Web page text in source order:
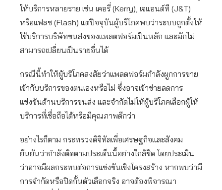
ให้บริการหลายราย เช่น เคอรี่ (Kerry), เจแอนด์ที (J&T)
หรือแฟลช (Flash) แต่ปัจจุบันผู้บริโภคพบว่าระบบถูกตั้งให้
ใช้บริการบริษัทขนส่งของแพลตฟอร์มเป็นหลัก และมักไม่
สามารถเปลี่ยนเป็นรายอื่นได้
กรณีนี้ทำให้ผู้บริโภคสงสัยว่าแพลตฟอร์มกำลังผูกการขาย
เข้ากับบริการของตนเองหรือไม่ ซึ่งอาจเข้าข่ายลดการ
แข่งขันด้านบริการขนส่ง และจำกัดไม่ให้ผู้บริโภคเลือกผู้ให้
บริการที่เชื่อถือได้หรือมีคุณภาพดีกว่า
อย่างไรก็ตาม กระทรวงดิจิทัลเพื่อเศรษฐกิจและสังคม
ยืนยันว่ากำลังติดตามประเด็นนี้อย่างใกล้ชิด โดยประเมิน
ว่าอาจมีผลกระทบต่อการแข่งขันเชิงโครงสร้าง หากพบว่ามี
การจำกัดหรือปิดกั้นตัวเลือกจริง อาจต้องพิจารณา